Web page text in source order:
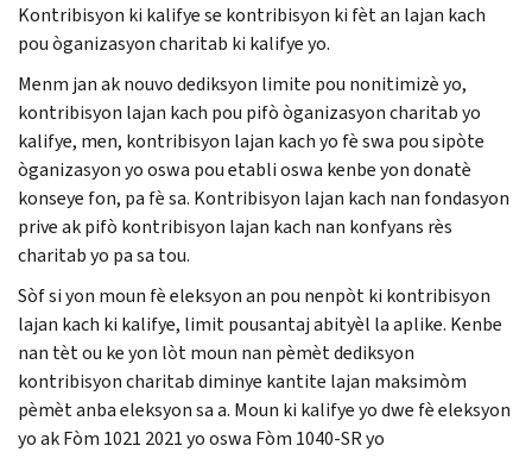
Kontribisyon ki kalifye se kontribisyon ki fèt an lajan kach
pou òganizasyon charitab ki kalifye yo.
Menm jan ak nouvo dediksyon limite pou nonitimizè yo,
kontribisyon lajan kach pou pifò òganizasyon charitab yo
kalifye, men, kontribisyon lajan kach yo fè swa pou sipòte
òganizasyon yo oswa pou etabli oswa kenbe yon donatè
konseye fon, pa fè sa. Kontribisyon lajan kach nan fondasyon
prive ak pifò kontribisyon lajan kach nan konfyans rès
charitab yo pa sa tou.
Sòf si yon moun fè eleksyon an pou nenpòt ki kontribisyon
lajan kach ki kalifye, limit pousantaj abityèl la aplike. Kenbe
nan tèt ou ke yon lòt moun nan pèmèt dediksyon
kontribisyon charitab diminye kantite lajan maksimòm
pèmèt anba eleksyon sa a. Moun ki kalifye yo dwe fè eleksyon
yo ak Fòm 1021 2021 yo oswa Fòm 1040-SR yo